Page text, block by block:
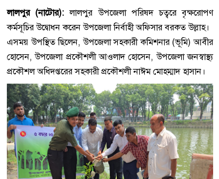
লালপুর (নাটোর):লালপুর উপজেলা পরিষদ চত্বরে বৃক্ষরোপণ
কর্মসূচির উদ্বোধন করেন উপজেলা নির্বাহী অফিসার বরকত উল্লাহ।
এসময় উপস্থিত ছিলেন, উপজেলা সহকারী কমিশনার (ভূমি) আবীর
হোসেন, উপজেলা প্রকৌশলী আওলাদ হোসেন, উপজেলা জনস্বাস্থ্য
প্রকৌশল অধিদপ্তরের সহকারী প্রকৌশলী নাঈম মোহম্মাদ হাসান।